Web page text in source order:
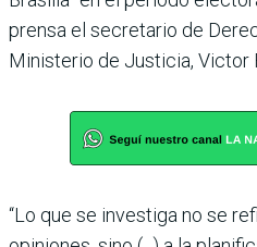
prensa el secretario de
Ministerio de Justicia, Victor
“Lo que se investiga no se